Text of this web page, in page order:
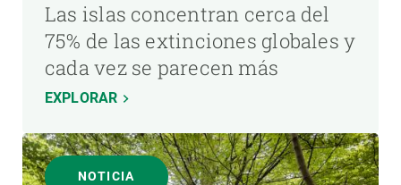
Las islas concentran cerca del
75% de las extinciones globales y
cada vez se parecen más
EXPLORAR
NOTICIA